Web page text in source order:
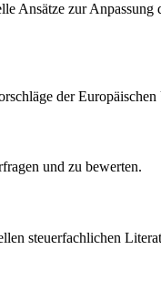
Ansätze zur Anpassung
der
und zu bewerten.
steuerfachlichen